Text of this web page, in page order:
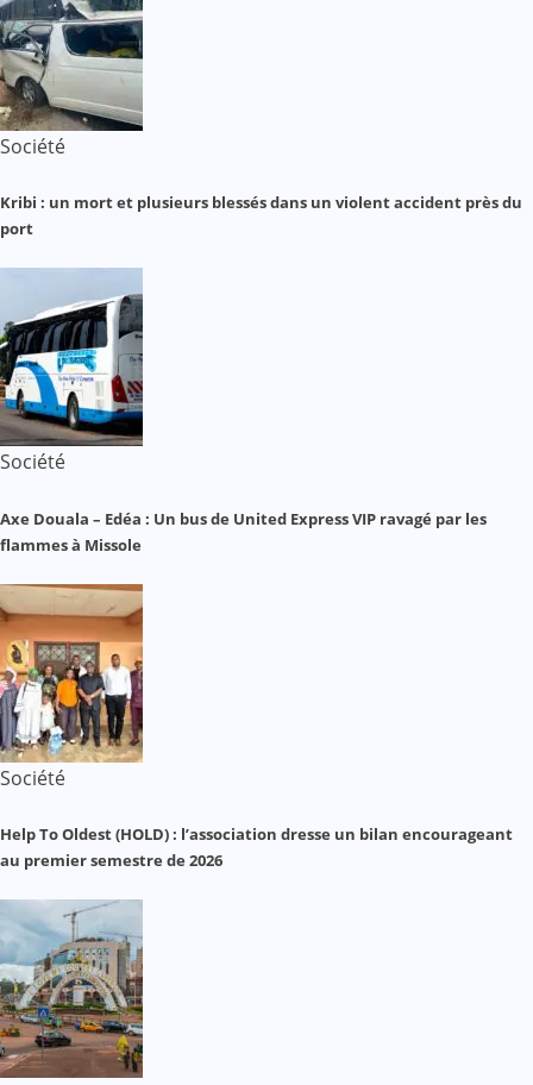
Société
Kribi : un mort et plusieurs blessés dans un violent accident près du
port
Société
Axe Douala – Edéa : Un bus de United Express VIP ravagé par les
flammes à Missole
Société
Help To Oldest (HOLD) : l’association dresse un bilan encourageant
au premier semestre de 2026